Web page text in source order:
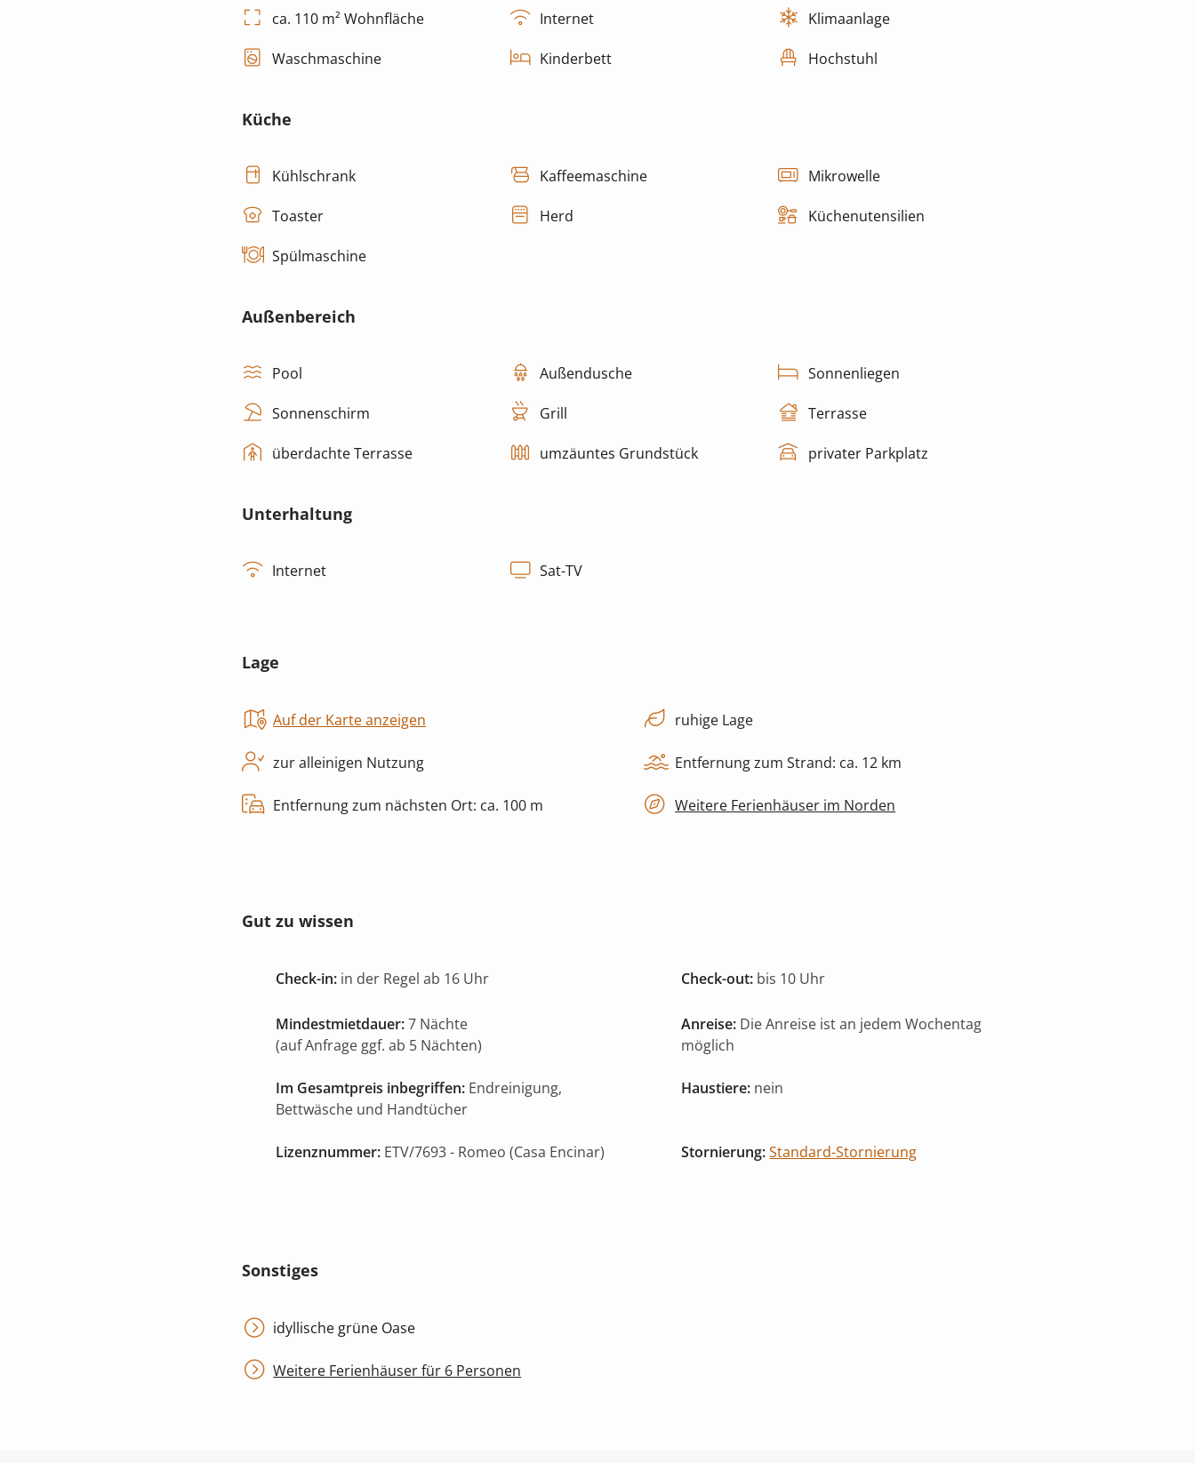
ca. 110 m² Wohnfläche Internet Klimaanlage
Waschmaschine Kinderbett Hochstuhl
Küche
Kühlschrank Kaffeemaschine Mikrowelle
Toaster Herd Küchenutensilien
Spülmaschine
Außenbereich
Pool Außendusche Sonnenliegen
Sonnenschirm Grill Terrasse
überdachte Terrasse umzäuntes Grundstück privater Parkplatz
Unterhaltung
Internet Sat-TV
Lage
Auf der Karte anzeigen ruhige Lage
zur alleinigen Nutzung Entfernung zum Strand: ca. 12 km
Entfernung zum nächsten Ort: ca. 100 m Weitere Ferienhäuser im Norden
Gut zu wissen
Check-in: in der Regel ab 16 Uhr Check-out: bis 10 Uhr
Mindestmietdauer:7 Nächte
(auf Anfrage ggf. ab 5 Nächten)
Anreise: Die Anreise ist an jedem Wochentag
möglich
Im Gesamtpreis inbegriffen: Endreinigung,
Bettwäsche und Handtücher
Haustiere: nein
Lizenznummer: ETV/7693- Romeo (Casa Encinar) Stornierung:Standard-Stornierung
Sonstiges
idyllische grüne Oase
Weitere Ferienhäuser für 6 Personen